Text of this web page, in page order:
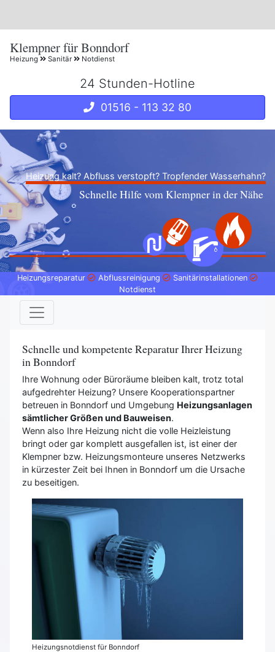
Klempner für Bonndorf
Heizung Sanitär Notdienst
24 Stunden-Hotline
01516 - 113 32 80
Heizung kalt? Abfluss verstopft? Tropfender Wasserhahn?
Schnelle Hilfe vom Klempner in der Nähe
Heizungsreparatur Abflussreinigung
Sanitärinstallationen
Notdienst
Schnelle und kompetente Reparatur Ihrer Heizung
in Bonndorf
Ihre Wohnung oder Büroräume bleiben kalt, trotz total
aufgedrehter Heizung? Unsere Kooperationspartner
betreuen in Bonndorf und Umgebung Heizungsanlagen
sämtlicher Größen und Bauweisen.
Wenn also Ihre Heizung nicht die volle Heizleistung
bringt oder gar komplett ausgefallen ist, ist einer der
Klempner bzw. Heizungsmonteure unseres Netzwerks
in kürzester Zeit bei Ihnen in Bonndorf um die Ursache
zu beseitigen.
Heizungsnotdienst für Bonndorf